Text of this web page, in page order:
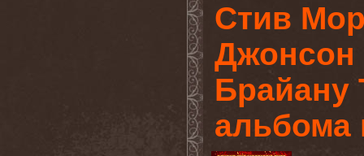
Стив
Джонсон
Брайану
альбома